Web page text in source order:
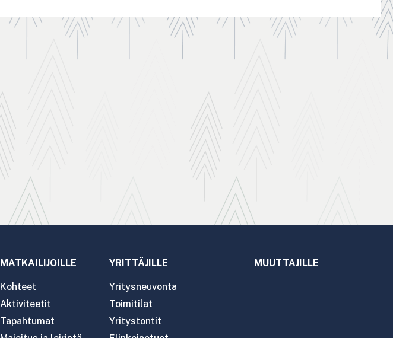
MATKAILIJOILLE
Kohteet
Aktiviteetit
Tapahtumat
YRITTÄJILLE
Yritysneuvonta
Toimitilat
Yritystontit
MUUTTAJILLE